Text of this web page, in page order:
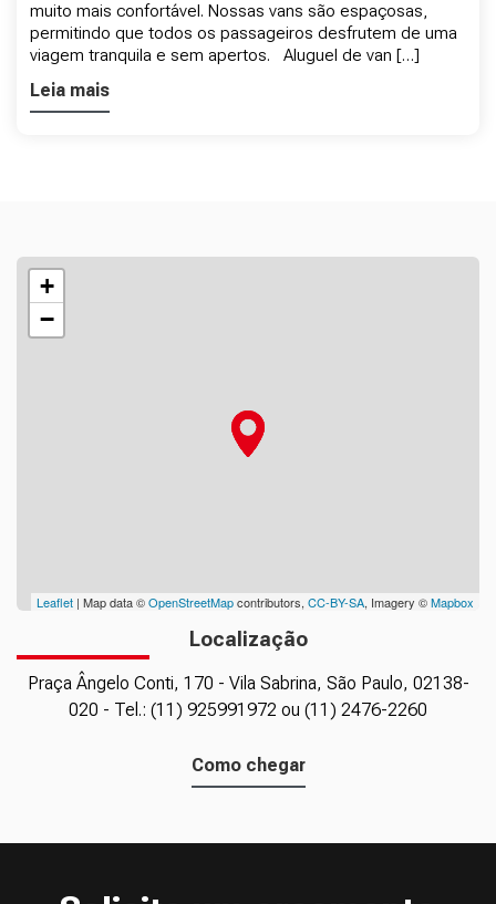
muito mais confortável. Nossas vans são espaçosas,
permitindo que todos os passageiros desfrutem de uma
viagem tranquila e sem apertos. Aluguel de van […]
Leia mais
+
−
Leaflet | Map data ©OpenStreetMapcontributors, CC-BY-SA, Imagery ©Mapbox
Localização
Praça Ângelo Conti, 170 - Vila Sabrina, São Paulo, 02138-
020 - Tel.: (11) 925991972 ou (11) 2476-2260
Como chegar